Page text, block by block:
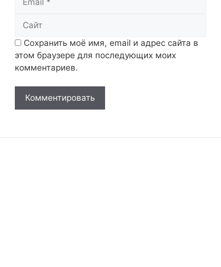
Сохранить моё имя, email и адрес сайта в
этом браузере для последующих моих
комментариев.